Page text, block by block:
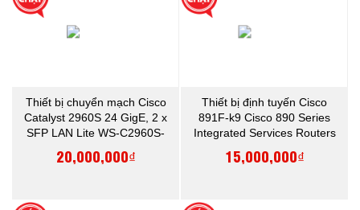
Thiết bị chuyển mạch Cisco
Catalyst 2960S 24 GigE, 2 x
SFP LAN Lite WS-C2960S-
20,000,000₫
Thiết bị định tuyến Cisco
891F-k9 Cisco 890 Series
Integrated Services Routers
15,000,000₫